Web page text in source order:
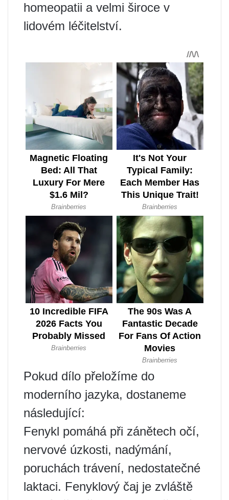
homeopatii a velmi široce v
lidovém léčitelství.
Pokud dílo přeložíme do
moderního jazyka, dostaneme
následující:
Fenykl pomáhá při zánětech očí,
nervové úzkosti, nadýmání,
poruchách trávení, nedostatečné
laktaci. Fenyklový čaj je zvláště